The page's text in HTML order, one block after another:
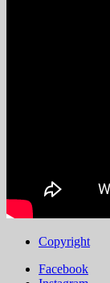
Copyright
Facebook